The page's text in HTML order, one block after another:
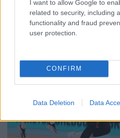
I want to allow Google to
related to security, including
functionality and fraud
user protection.
CONFIRM
Data Deletion Data